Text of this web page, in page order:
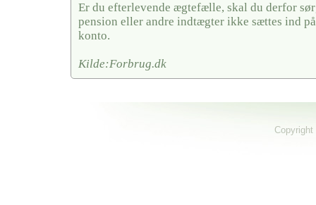
Er du efterlevende ægtefælle, skal du derfor
pension eller andre indtægter ikke sættes ind
konto.
Kilde:Forbrug.dk